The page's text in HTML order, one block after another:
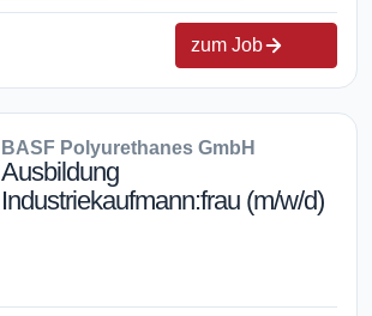
zum Job
BASF Polyurethanes GmbH
Ausbildung
Industriekaufmann:frau (m/w/d)